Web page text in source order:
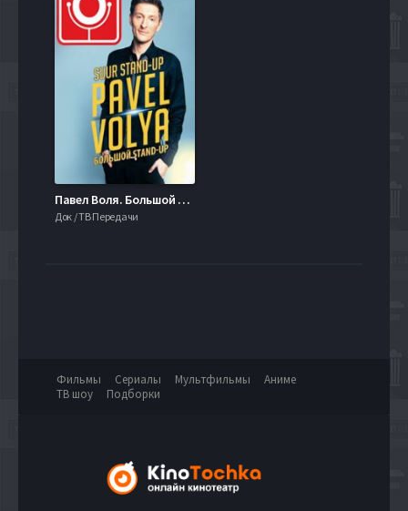
Павел Воля. Большой стендап (2024)
Док / ТВ Передачи
Фильмы Сериалы Мультфильмы
Аниме
ТВ шоу
Подборки